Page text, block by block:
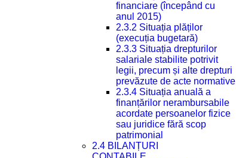
financiare (începând cu
anul 2015)
2.3.2 Situația plăților
(execuția bugetară)
2.3.3 Situația drepturilor
salariale stabilite potrivit
legii, precum și alte drepturi
prevăzute de acte normative
2.3.4 Situația anuală a
finanțărilor nerambursabile
acordate persoanelor fizice
sau juridice fără scop
patrimonial
2.4 BILANȚURI